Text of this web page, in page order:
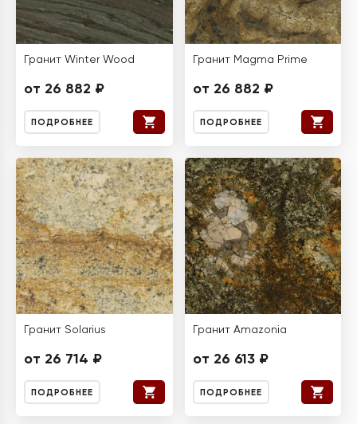
Гранит Winter Wood
от 26 882 ₽
ПОДРОБНЕЕ
Гранит Magma Prime
от 26 882 ₽
ПОДРОБНЕЕ
Гранит Solarius
от 26 714 ₽
ПОДРОБНЕЕ
Гранит Amazonia
от 26 613 ₽
ПОДРОБНЕЕ